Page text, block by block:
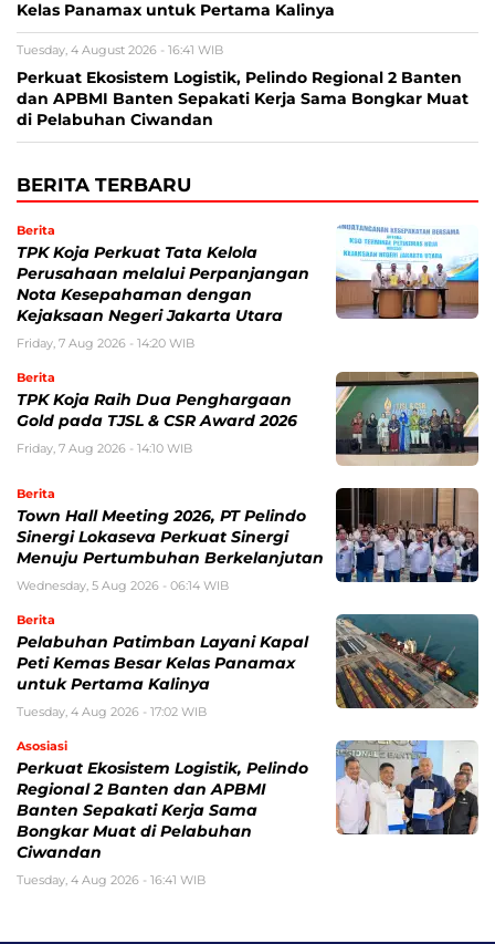
Kelas Panamax untuk Pertama Kalinya
Tuesday, 4 August 2026 - 16:41 WIB
Perkuat Ekosistem Logistik, Pelindo Regional 2 Banten
dan APBMI Banten Sepakati Kerja Sama Bongkar Muat
di Pelabuhan Ciwandan
BERITA TERBARU
Berita
TPK Koja Perkuat Tata Kelola
Perusahaan melalui Perpanjangan
Nota Kesepahaman dengan
Kejaksaan Negeri Jakarta Utara
Friday, 7 Aug 2026 - 14:20 WIB
Berita
TPK Koja Raih Dua Penghargaan
Gold pada TJSL & CSR Award 2026
Friday, 7 Aug 2026 - 14:10 WIB
Berita
Town Hall Meeting 2026, PT Pelindo
Sinergi Lokaseva Perkuat Sinergi
Menuju Pertumbuhan Berkelanjutan
Wednesday, 5 Aug 2026 - 06:14 WIB
Berita
Pelabuhan Patimban Layani Kapal
Peti Kemas Besar Kelas Panamax
untuk Pertama Kalinya
Tuesday, 4 Aug 2026 - 17:02 WIB
Asosiasi
Perkuat Ekosistem Logistik, Pelindo
Regional 2 Banten dan APBMI
Banten Sepakati Kerja Sama
Bongkar Muat di Pelabuhan
Ciwandan
Tuesday, 4 Aug 2026 - 16:41 WIB